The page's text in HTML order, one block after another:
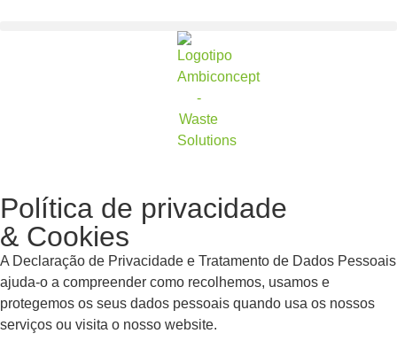
Política de privacidade
& Cookies
A Declaração de Privacidade e Tratamento de Dados Pessoais
ajuda-o a compreender como recolhemos, usamos e
protegemos os seus dados pessoais quando usa os nossos
serviços ou visita o nosso website.